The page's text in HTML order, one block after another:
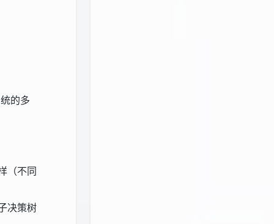
的多
（不同
决策树